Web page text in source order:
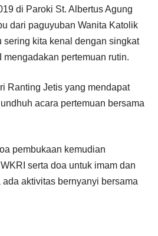
di Paroki St. Albertus Agung
dari paguyuban Wanita Katolik
sering kita kenal dengan singkat
pertemuan rutin.
Ranting Jetis yang mendapat
acara pertemuan bersama
pembukaan kemudian
serta doa untuk imam dan
aktivitas bernyanyi bersama